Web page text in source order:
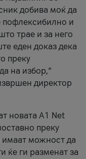
добива моќ да
пофлексибилно и
трае и за него
еден доказ дека
преку
на избор,“
директор
новата А1 Net
преку
имаат можност да
ќе ги разменат за